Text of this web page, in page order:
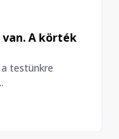
A körték
testünkre